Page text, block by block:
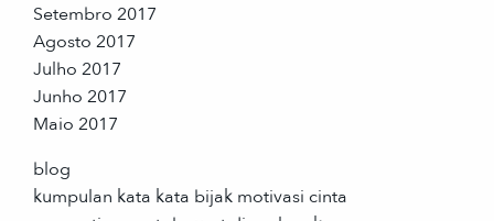
Setembro 2017
Agosto 2017
Julho 2017
Junho 2017
Maio 2017
blog
kumpulan kata kata bijak motivasi cinta